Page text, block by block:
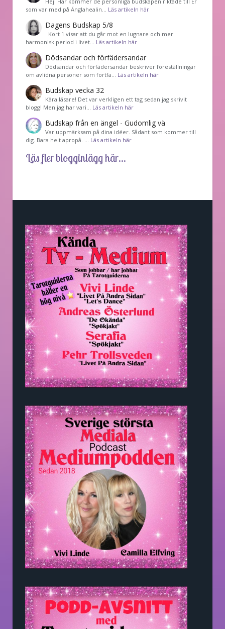
som var med på Änglahealin… Läs artikeln här
Dagens Budskap 5/8
Kort 1 visar att du går mot en lugnare och mer
harmonisk period i livet… Läs artikeln här
Dödsandar och förfädersandar
Dödsandar och förfädersandar beskriver föreställningar
om avlidna personer som fortfa… Läs artikeln här
Budskap vecka 32
Kära läsare! Det var verkligen ett tag sedan jag skrivit
blogg! Men jag har vari… Läs artikeln här
Budskap från en ängel - Gudomlig vä
Var uppmärksam på dina idéer. Sådant som kommer till
dig. Bara helt apropå. … Läs artikeln här
Läs fler blogginlägg här...